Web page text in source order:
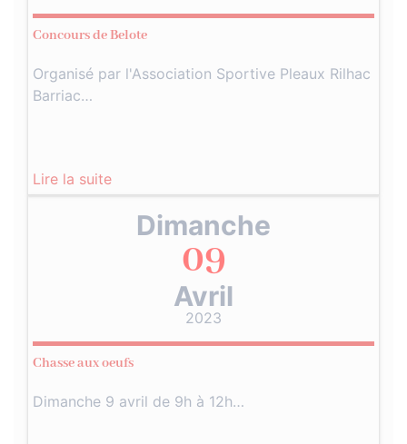
Concours de Belote
Organisé par l'Association Sportive Pleaux Rilhac
Barriac…
Lire la suite
Dimanche
09
Avril
2023
Chasse aux oeufs
Dimanche 9 avril de 9h à 12h…